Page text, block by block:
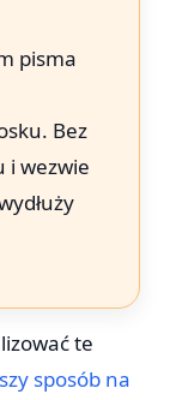
pisma
Bez
i wezwie
te
sposób na